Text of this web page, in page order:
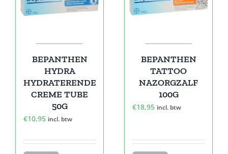
BEPANTHEN
HYDRA
HYDRATERENDE
CREME TUBE
50G
€10,95 incl. btw
BEPANTHEN
TATTOO
NAZORGZALF
100G
€18,95 incl. btw